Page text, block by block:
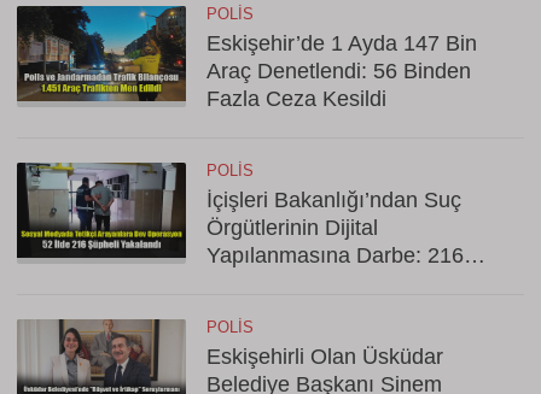
POLIS
Eskişehir’de 1 Ayda 147 Bin
Araç Denetlendi: 56 Binden
Fazla Ceza Kesildi
POLIS
İçişleri Bakanlığı’ndan Suç
Örgütlerinin Dijital
Yapılanmasına Darbe: 216
POLIS
Eskişehirli Olan Üsküdar
Belediye Başkanı Sinem